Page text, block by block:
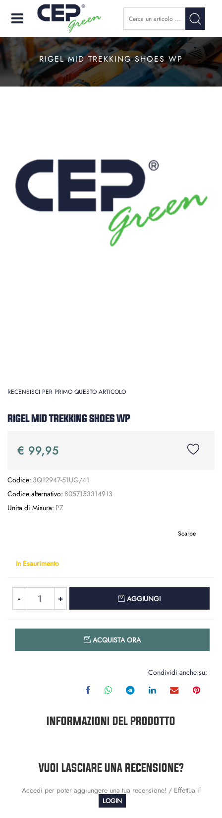
Open
RIGEL MID TREKKING SHOES WP
RECENSISCI PER PRIMO QUESTO ARTICOLO
RIGEL MID TREKKING SHOES WP
€ 99,95
Codice: 3Q12947-51UG/41
Codice alternativo: 8057153314913
Unita di Misura: PZ
Scarpe
In Esaurimento
AGGIUNGI
ACQUISTA ORA
Condividi anche su:
INFORMAZIONI DEL PRODOTTO
VUOI LASCIARE UNA RECENSIONE?
Accedi per poter aggiungere una tua recensione! / Effettua il
LOGIN